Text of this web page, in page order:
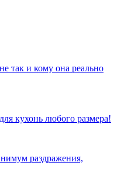
так и кому она реально
кухонь любого размера!
раздражения,